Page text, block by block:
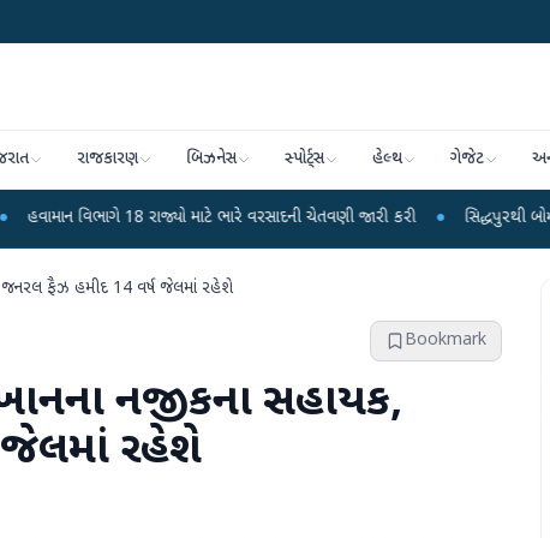
રાજકારણ બિઝનેસ સ્પોર્ટ્સ હેલ્થ ગેજેટ
18 રાજ્યો માટે ભારે વરસાદની ચેતવણી જારી કરી ● સિદ્ધપુરથી બોમ્બ બનાવવાની
જનરલ ફૈઝ હમીદ 14 વર્ષ જેલમાં રહેશે
Bookmark
નજીકના સહાયક,
જેલમાં રહેશે